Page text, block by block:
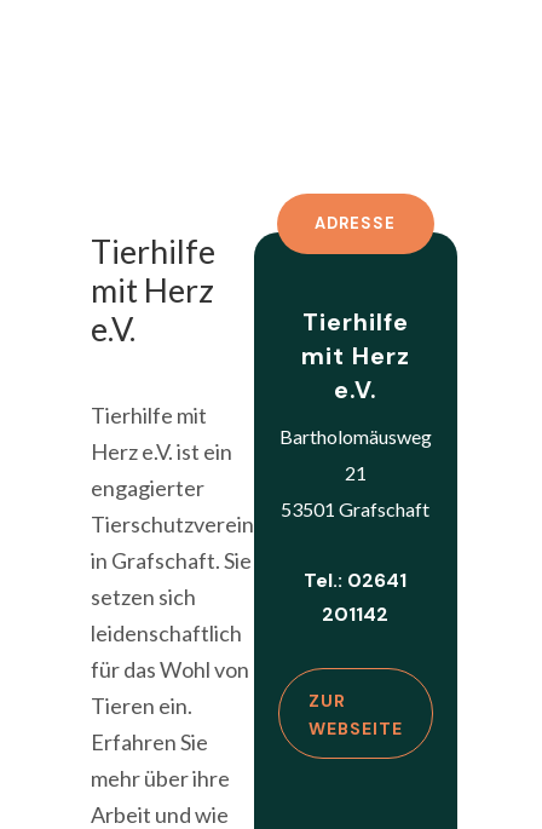
Tierhilfe
mit Herz
e.V.
Tierhilfe mit
Herz e.V. ist ein
engagierter
Tierschutzverein
in Grafschaft. Sie
setzen sich
leidenschaftlich
für das Wohl von
Tieren ein.
Erfahren Sie
mehr über ihre
Arbeit und wie
ADRESSE
Tierhilfe
mit Herz
e.V.
Bartholomäusweg
21
53501 Grafschaft
Tel.: 02641
201142
ZUR
WEBSEITE